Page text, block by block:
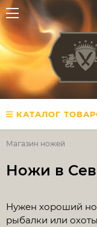
КАТАЛОГ
Магазин ножей
Ножи в
​Нужен хороший
рыбалки или